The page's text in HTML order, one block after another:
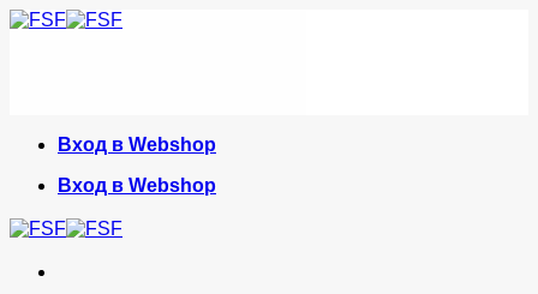
Skip
Вход в Webshop
Вход в Webshop